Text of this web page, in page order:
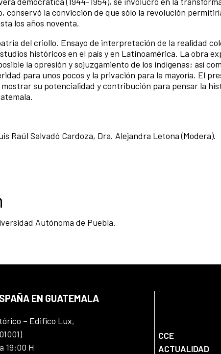
la convicción de que sólo la revolución
los años noventa.
del criollo. Ensayo de interpretación de la realidad
históricos en el país y en Latinoamérica. La obra
la opresión y sojuzgamiento de los indígenas; así
para unos pocos y la privación para la mayoría. El
su potencialidad y contribución para pensar la
Raúl Salvadó Cardoza, Dra. Alejandra Letona (Modera).
Autónoma de Puebla.
EN GUATEMALA
– Edifico Lux,
19:00 H
CCE
ACTUALIDAD